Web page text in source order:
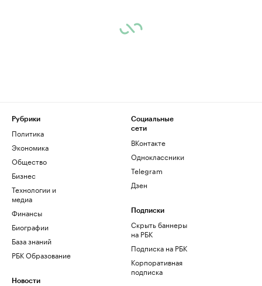
Рубрики
Политика
Экономика
Общество
Бизнес
Технологии и
медиа
Финансы
Биографии
База знаний
РБК Образование
Новости
Социальные
сети
ВКонтакте
Одноклассники
Telegram
Дзен
Подписки
Скрыть баннеры
на РБК
Подписка на РБК
Корпоративная
подписка